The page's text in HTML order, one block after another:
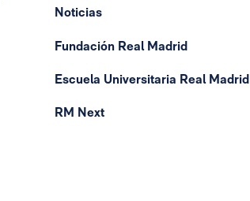
Noticias
Fundación Real Madrid
Escuela Universitaria Real Madrid
RM Next